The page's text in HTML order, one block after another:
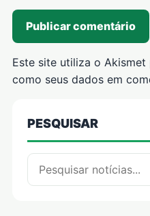
Este site utiliza o Akismet
como seus dados em
PESQUISAR
Pesquisar por: